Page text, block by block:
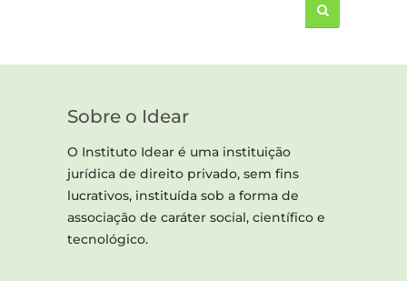
Sobre o Idear
O Instituto Idear é uma instituição
jurídica de direito privado, sem fins
lucrativos, instituída sob a forma de
associação de caráter social, científico e
tecnológico.